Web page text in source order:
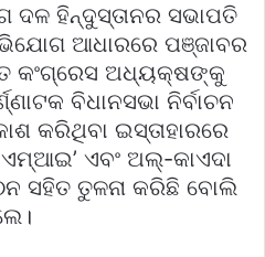
ହିନ୍ଦୁସ୍ତାନର ସଭାପତି
ଆଧାରରେ ପଞ୍ଜାବର
କଂଗ୍ରେସ ଅଧ୍ୟକ୍ଷଙ୍କୁ
ବିଧାନସଭା ନିର୍ବାଚନ
କରିଥିବା ଇସ୍ତାହାରରେ
ଏବଂ ଅଲ୍‌-କାଏଦା
ସହିତ ତୁଳନା କରିଛି ବୋଲି